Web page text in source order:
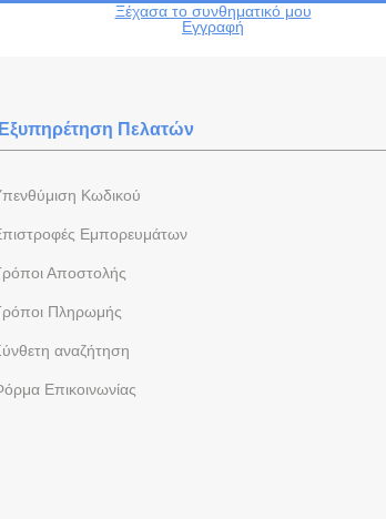
Ξέχασα το συνθηματικό μου
Εγγραφή
Εξυπηρέτηση Πελατών
Κωδικού
Εμπορευμάτων
Αποστολής
Πληρωμής
αναζήτηση
Eπικοινωνίας